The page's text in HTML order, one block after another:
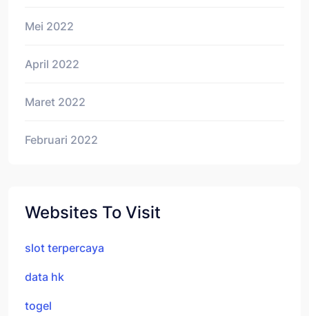
Mei 2022
April 2022
Maret 2022
Februari 2022
Websites To Visit
slot terpercaya
data hk
togel